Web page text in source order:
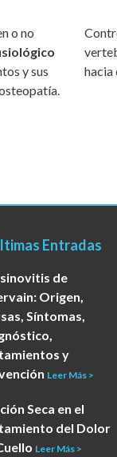
o no
y sus
hacia
Entradas
de
Origen,
Síntomas,
y
Leer Más >
Seca en el
del Dolor
Leer Más >